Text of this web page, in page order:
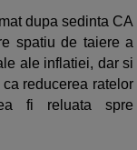
dupa sedinta CA
spatiu de taiere a
ale inflatiei, dar si
reducerea ratelor
fi reluata spre